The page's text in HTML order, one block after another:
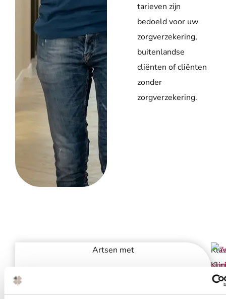
tarieven zijn
bedoeld voor uw
zorgverzekering,
buitenlandse
cliënten of cliënten
zonder
zorgverzekering.
Artsen met